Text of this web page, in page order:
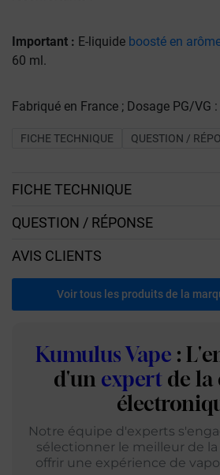
Important : E-liquide boosté en
60 ml.
Fabriqué en France ; Dosage PG/VG
FICHE TECHNIQUE QUESTION /
FICHE TECHNIQUE
QUESTION / RÉPONSE
AVIS CLIENTS
Voir tous les produits de la
Kumulus Vape :
d'un expert de la
Notre équipe d'experts
sélectionner le meilleur de
offrir une expérience de